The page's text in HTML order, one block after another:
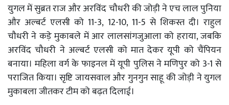
युगल में सुब्रत राज और अरविंद चौधरी की जोड़ी ने एच लाल पुनिया
और अल्बर्ट एलसी को 11-3, 12-10, 11-5 से शिकस्त दी। राहुल
चौधरी ने कड़े मुकाबले में आर लालसांगजुआला को हराया, जबकि
अरविंद चौधरी ने अल्बर्ट एलसी को मात देकर यूपी को चैंपियन
बनाया। महिला वर्ग के फाइनल में यूपी पुलिस ने मणिपुर को 3-1 से
पराजित किया। सृष्टि जायसवाल और गुनगुन साहू की जोड़ी ने युगल
मुकाबला जीतकर टीम को बढ़त दिलाई।